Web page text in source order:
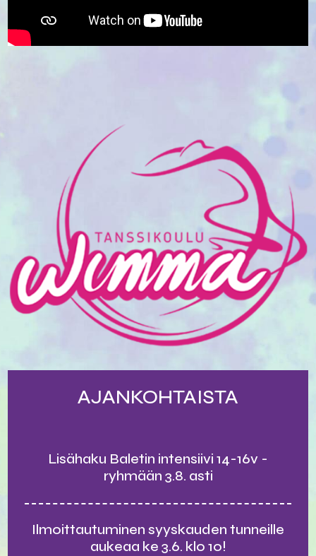
AJANKOHTAISTA
Lisähaku Baletin intensiivi 14-16v -
ryhmään 3.8. asti
Ilmoittautuminen syyskauden tunneille
aukeaa ke 3.6. klo 10!